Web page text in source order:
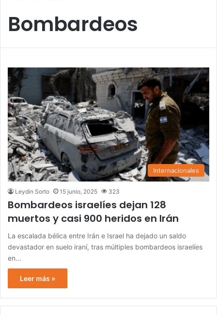
Bombardeos
Internacionales
Leydin Sorto 15 junio, 2025 323
Bombardeos israelíes dejan 128
muertos y casi 900 heridos en Irán
La escalada bélica entre Irán e Israel ha dejado un saldo
devastador en suelo iraní, tras múltiples bombardeos israelíes
en…
Leer más »